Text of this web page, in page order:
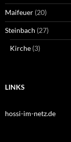
Maifeuer (20)
Steinbach (27)
Kirche (3)
LINKS
hossi-im-netz.de